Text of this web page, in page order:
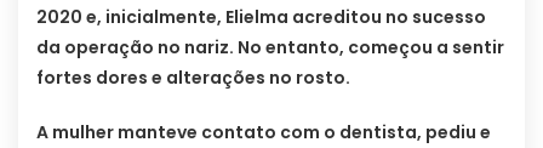
2020 e, inicialmente, Elielma acreditou no sucesso
da operação no nariz. No entanto, começou a sentir
fortes dores e alterações no rosto.
A mulher manteve contato com o dentista, pediu e